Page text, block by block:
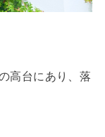
高台にあり、落